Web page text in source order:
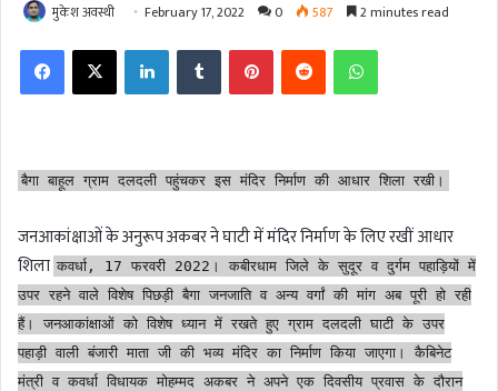
मुकेश अवस्थी February 17, 2022 0 587 2 minutes read
FacebookX LinkedInTumblr PinterestReddit WhatsApp
बैगा बाहूल ग्राम दलदली पहुंचकर इस मंदिर निर्माण की आधार शिला रखी।
जनआकांक्षाओं के अनुरूप अकबर ने घाटी में मंदिर निर्माण के लिए रखीं आधार
शिला कवर्धा, 17 फरवरी 2022। कबीरधाम जिले के सुदूर व दुर्गम पहाड़ियों में
उपर रहने वाले विशेष पिछड़ी बैगा जनजाति व अन्य वर्गां की मांग अब पूरी हो रही
हैं। जनआकांक्षाओं को विशेष ध्यान में रखते हुए ग्राम दलदली घाटी के उपर
पहाड़ी वाली बंजारी माता जी की भव्य मंदिर का निर्माण किया जाएगा। कैबिनेट
मंत्री व कवर्धा विधायक मोहम्मद अकबर ने अपने एक दिवसीय प्रवास के दौरान